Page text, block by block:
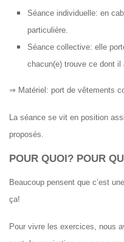
Séance individuelle: en
particulière.
Séance collective: elle
chacun(e) trouve ce dont il
⇒ Matériel: port de vêtements
La séance se vit en position
proposés.
POUR QUOI? POUR
Beaucoup pensent que c’est
ça!
Pour vivre les exercices, nous